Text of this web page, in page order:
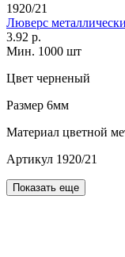
1920/21
Люверс
3.92 р.
Мин. 1000 шт
Цвет черненый
Размер 6мм
Материал цветной
Артикул 1920/21
Показать еще